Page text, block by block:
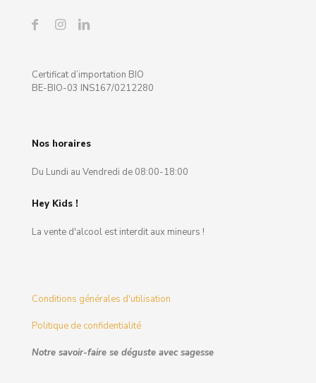
Certificat d’importation BIO
BE-BIO-03 INS167/0212280
Nos horaires
Du Lundi au Vendredi de 08:00-18:00
Hey Kids !
La vente d'alcool est interdit aux mineurs !
Conditions générales d'utilisation
Politique de confidentialité
Notre savoir-faire se déguste avec sagesse